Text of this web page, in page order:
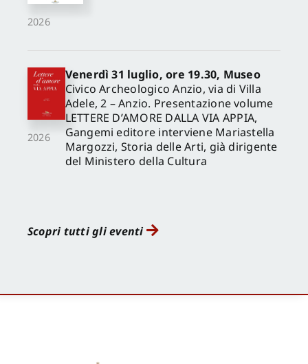
2026
2026
Venerdì 31 luglio, ore 19.30, Museo
Civico Archeologico Anzio, via di Villa
Adele, 2 – Anzio. Presentazione volume
LETTERE D’AMORE DALLA VIA APPIA,
Gangemi editore interviene Mariastella
Margozzi, Storia delle Arti, già dirigente
del Ministero della Cultura
Scopri tutti gli eventi